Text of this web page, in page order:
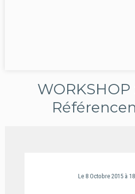
WORKSHOP
Le 8 Octobre 2015 à